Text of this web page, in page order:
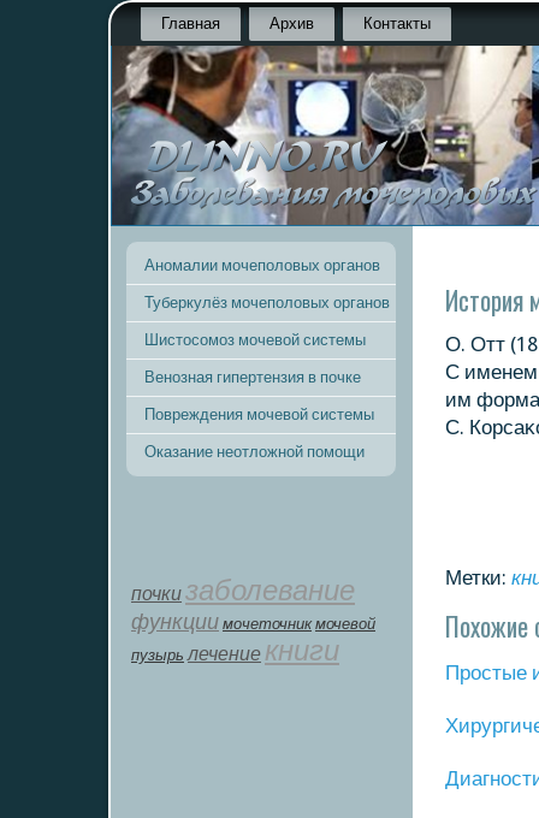
Главная Архив Контакты
Аномалии мочеполовых органов
Туберкулёз мочеполовых органов
Шистосомоз мочевой системы
Венозная гипертензия в почке
Повреждения мочевой системы
Оказание неотложной помощи
почкизаболевание
функции мοчеточник мочевой
пузырь лечение книги
История
О. Отт
С именем
им
С.
Метки:
Похожие
Прοстые